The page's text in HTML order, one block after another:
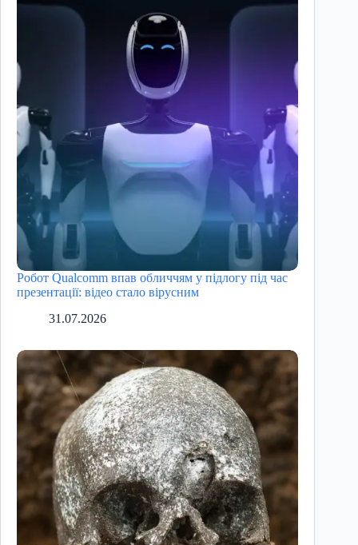
Робот Qualcomm впав обличчям у підлогу під час
презентації: відео стало вірусним
31.07.2026